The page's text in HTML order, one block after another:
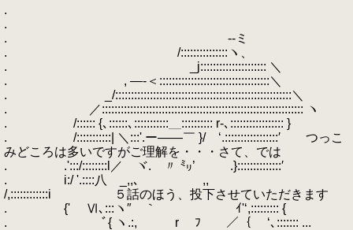
.
.
. --ミ
. /:::::::::::::::ヽ、
. _j::::::::::::::::::::: ＼
. , ―-＜:::::::::::::::::::::::::::::::::::＼
. _/::::::::::::::::::::::::::::::::::::::::::::::::::::::::＼
. ／:::::::::::::::::::::::::::::::::::::::::::::::::::::::::::::::: ヽ
. /:::::: {､::::::､:::::::::::＿:::::::::: r-､::::::::::::::::: }
. /:::::::::::| ＼:::'.ー――￣ }/ ‘.:::::::::::::::::′ つっこ
みどころは多いですがご理解を・・・さて、では
. .':::/::::::::l／ ヾ. 〃 ㍉’ .}::::::::::::::′
. i:/ '.::::八 _,,､ ,,
/,::::::::::::i ５話のほう、投下させていただきます
. {' Ⅵ､:::ヽ″ ｀ ｲ'‘,::::::::: {
. ﾞ{ ヽ.:, r ﾌ ／｛ ‘､::::::: ...